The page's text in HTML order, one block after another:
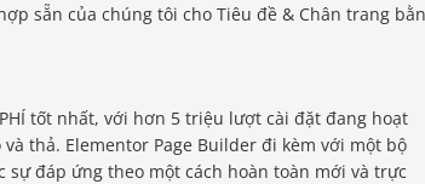
sẵn của chúng tôi cho Tiêu đề & Chân trang
tốt nhất, với hơn 5 triệu lượt cài đặt đang hoạt
thả. Elementor Page Builder đi kèm với một bộ
đáp ứng theo một cách hoàn toàn mới và trực